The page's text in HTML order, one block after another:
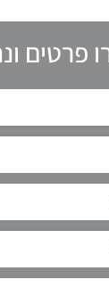
פרטים